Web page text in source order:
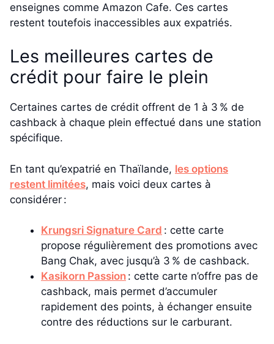
enseignes comme Amazon Cafe. Ces cartes
restent toutefois inaccessibles aux expatriés.
Les meilleures cartes de
crédit pour faire le plein
Certaines cartes de crédit offrent de 1 à 3 % de
cashback à chaque plein effectué dans une station
spécifique.
En tant qu’expatrié en Thaïlande, les options
restent limitées, mais voici deux cartes à
considérer :
Krungsri Signature Card : cette carte
propose régulièrement des promotions avec
Bang Chak, avec jusqu’à 3 % de cashback.
Kasikorn Passion : cette carte n’offre pas de
cashback, mais permet d’accumuler
rapidement des points, à échanger ensuite
contre des réductions sur le carburant.